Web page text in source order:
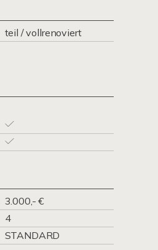
teil / vollrenoviert
3.000,- €
4
STANDARD